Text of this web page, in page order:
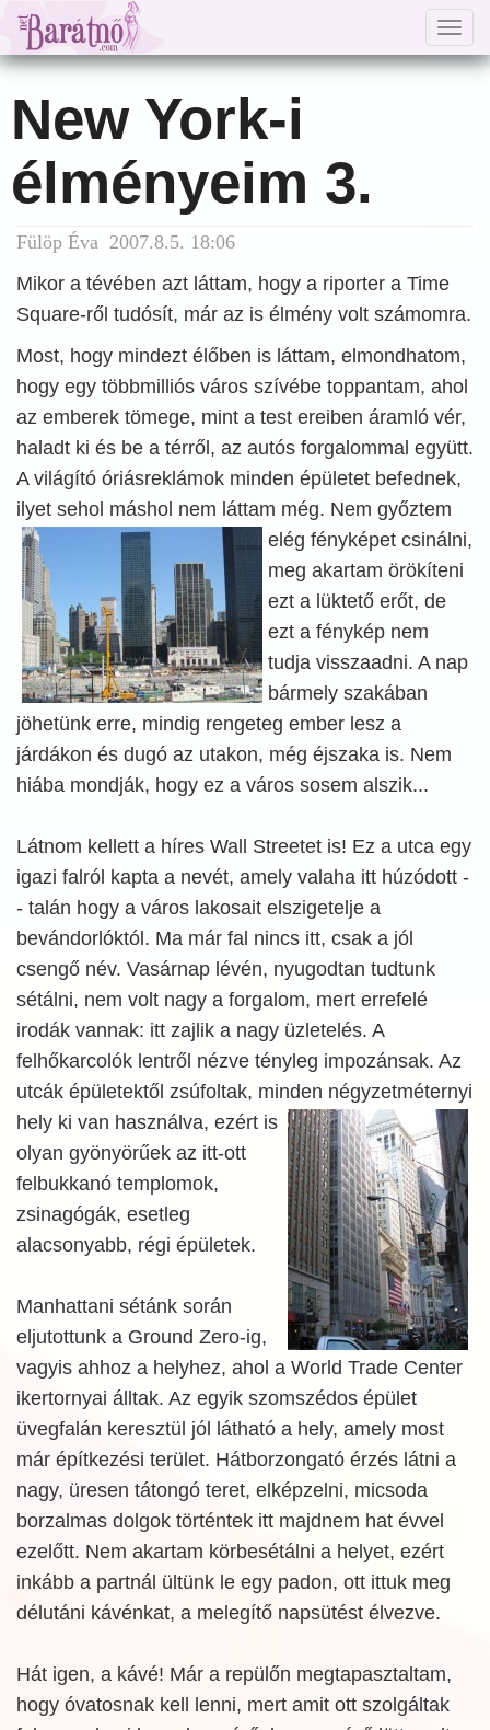
New York-i
élményeim 3.
Fülöp Éva 2007.8.5. 18:06
Mikor a tévében azt láttam, hogy a riporter a Time
Square-ről tudósít, már az is élmény volt számomra.
Most, hogy mindezt élőben is láttam, elmondhatom,
hogy egy többmilliós város szívébe toppantam, ahol
az emberek tömege, mint a test ereiben áramló vér,
haladt ki és be a térről, az autós forgalommal együtt.
A világító óriásreklámok minden épületet befednek,
ilyet sehol máshol nem láttam még. Nem győztem
elég fényképet csinálni,
meg akartam örökíteni
ezt a lüktető erőt, de
ezt a fénykép nem
tudja visszaadni. A nap
bármely szakában
jöhetünk erre, mindig rengeteg ember lesz a
járdákon és dugó az utakon, még éjszaka is. Nem
hiába mondják, hogy ez a város sosem alszik...
Látnom kellett a híres Wall Streetet is! Ez a utca egy
igazi falról kapta a nevét, amely valaha itt húzódott -
- talán hogy a város lakosait elszigetelje a
bevándorlóktól. Ma már fal nincs itt, csak a jól
csengő név. Vasárnap lévén, nyugodtan tudtunk
sétálni, nem volt nagy a forgalom, mert errefelé
irodák vannak: itt zajlik a nagy üzletelés. A
felhőkarcolók lentről nézve tényleg impozánsak. Az
utcák épületektől zsúfoltak, minden négyzetméternyi
hely ki van használva, ezért is
olyan gyönyörűek az itt-ott
felbukkanó templomok,
zsinagógák, esetleg
alacsonyabb, régi épületek.
Manhattani sétánk során
eljutottunk a Ground Zero-ig,
vagyis ahhoz a helyhez, ahol a World Trade Center
ikertornyai álltak. Az egyik szomszédos épület
üvegfalán keresztül jól látható a hely, amely most
már építkezési terület. Hátborzongató érzés látni a
nagy, üresen tátongó teret, elképzelni, micsoda
borzalmas dolgok történtek itt majdnem hat évvel
ezelőtt. Nem akartam körbesétálni a helyet, ezért
inkább a partnál ültünk le egy padon, ott ittuk meg
délutáni kávénkat, a melegítő napsütést élvezve.
Hát igen, a kávé! Már a repülőn megtapasztaltam,
hogy óvatosnak kell lenni, mert amit ott szolgáltak